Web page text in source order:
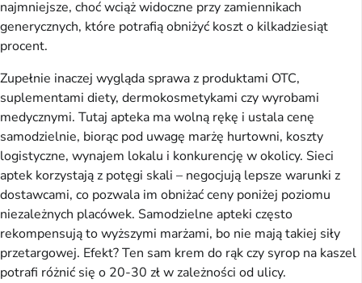
najmniejsze, choć wciąż widoczne przy zamiennikach
generycznych, które potrafią obniżyć koszt o kilkadziesiąt
procent.
Zupełnie inaczej wygląda sprawa z produktami OTC,
suplementami diety, dermokosmetykami czy wyrobami
medycznymi. Tutaj apteka ma wolną rękę i ustala cenę
samodzielnie, biorąc pod uwagę marżę hurtowni, koszty
logistyczne, wynajem lokalu i konkurencję w okolicy. Sieci
aptek korzystają z potęgi skali – negocjują lepsze warunki z
dostawcami, co pozwala im obniżać ceny poniżej poziomu
niezależnych placówek. Samodzielne apteki często
rekompensują to wyższymi marżami, bo nie mają takiej siły
przetargowej. Efekt? Ten sam krem do rąk czy syrop na kaszel
potrafi różnić się o 20-30 zł w zależności od ulicy.